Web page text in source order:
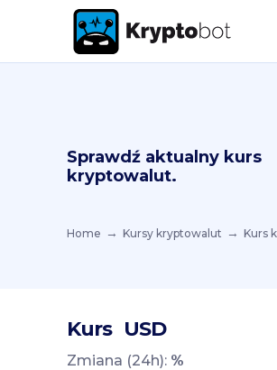
Sprawdź aktualny kurs
kryptowalut.
Home Kursy kryptowalut Kurs
Kurs USD
Zmiana (24h): %